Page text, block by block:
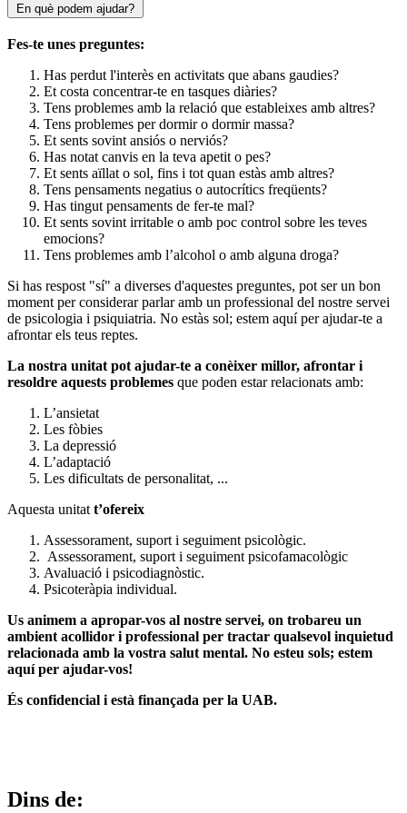
En què podem ajudar?
Fes-te unes preguntes:
Has perdut l'interès en activitats que abans gaudies?
Et costa concentrar-te en tasques diàries?
Tens problemes amb la relació que estableixes amb altres?
Tens problemes per dormir o dormir massa?
Et sents sovint ansiós o nerviós?
Has notat canvis en la teva apetit o pes?
Et sents aïllat o sol, fins i tot quan estàs amb altres?
Tens pensaments negatius o autocrítics freqüents?
Has tingut pensaments de fer-te mal?
Et sents sovint irritable o amb poc control sobre les teves
emocions?
Tens problemes amb l’alcohol o amb alguna droga?
Si has respost "sí" a diverses d'aquestes preguntes, pot ser un bon
moment per considerar parlar amb un professional del nostre servei
de psicologia i psiquiatria. No estàs sol; estem aquí per ajudar-te a
afrontar els teus reptes.
La nostra unitat pot ajudar-te a conèixer millor, afrontar i
resoldre aquests problemes que poden estar relacionats amb:
L’ansietat
Les fòbies
La depressió
L’adaptació
Les dificultats de personalitat, ...
Aquesta unitat t’ofereix
Assessorament, suport i seguiment psicològic.
Assessorament, suport i seguiment psicofamacològic
Avaluació i psicodiagnòstic.
Psicoteràpia individual.
Us animem a apropar-vos al nostre servei, on trobareu un
ambient acollidor i professional per tractar qualsevol inquietud
relacionada amb la vostra salut mental. No esteu sols; estem
aquí per ajudar-vos!
És confidencial i està finançada per la UAB.
Dins de: